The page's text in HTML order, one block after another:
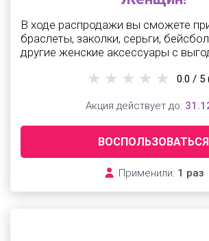
В ходе распродажи вы сможете
браслеты, заколки, серьги,
другие женские аксессуары с
ВОСПОЛЬЗОВАТЬСЯ
Применили: 1 раз
0.0 / 5
Акция действует до: